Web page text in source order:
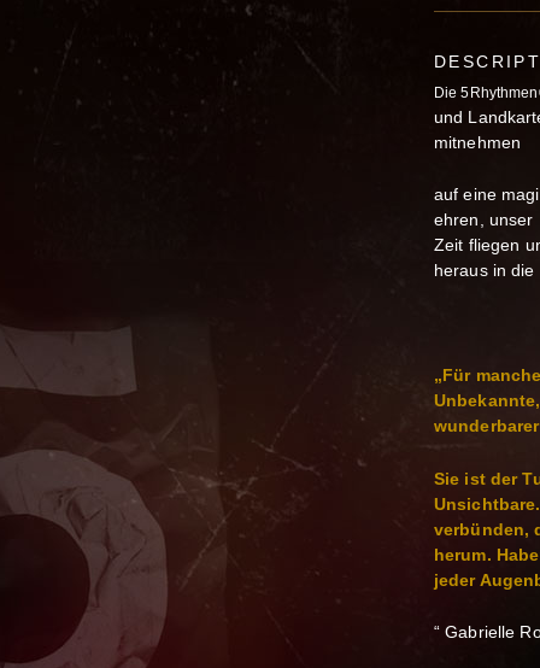
Die
und
mitnehmen
auf eine
ehren, unser
Zeit fliegen
heraus in
„Für
Sie ist der
verbünden,
herum.
jeder
“ Gabrielle